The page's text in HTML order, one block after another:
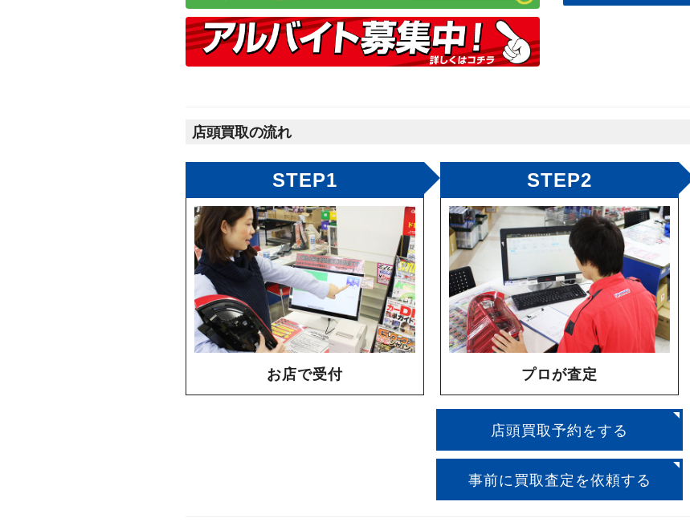
店頭買取の流れ
STEP1
お店で受付
STEP2
プロが査定
店頭買取予約をする
事前に買取査定を依頼する